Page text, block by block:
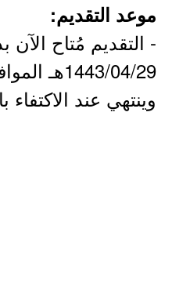
موعد التقديم:
- التقديم مُتاح الآن
وينتهي عند